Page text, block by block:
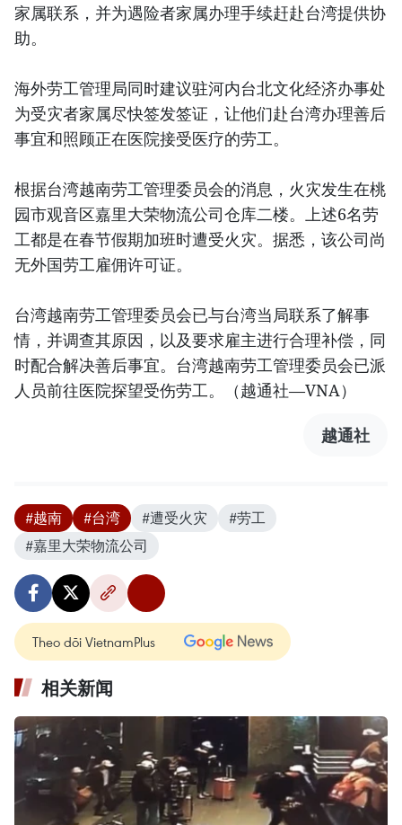
家属联系，并为遇险者家属办理手续赶赴台湾提供协
助。
海外劳工管理局同时建议驻河内台北文化经济办事处
为受灾者家属尽快签发签证，让他们赴台湾办理善后
事宜和照顾正在医院接受医疗的劳工。
根据台湾越南劳工管理委员会的消息，火灾发生在桃
园市观音区嘉里大荣物流公司仓库二楼。上述6名劳
工都是在春节假期加班时遭受火灾。据悉，该公司尚
无外国劳工雇佣许可证。
台湾越南劳工管理委员会已与台湾当局联系了解事
情，并调查其原因，以及要求雇主进行合理补偿，同
时配合解决善后事宜。台湾越南劳工管理委员会已派
人员前往医院探望受伤劳工。（越通社—VNA）
越通社
#越南 #台湾 #遭受火灾
#劳工
#嘉里大荣物流公司
Theo dõi VietnamPlus
相关新闻